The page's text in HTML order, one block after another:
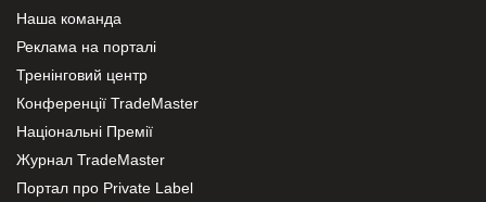
Наша команда
Реклама на порталі
Тренінговий центр
Конференції TradeMaster
Національні Премії
Журнал TradeMaster
Портал про Private Label